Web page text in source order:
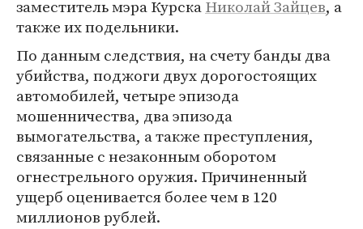
заместитель мэра КурскаНиколай Зайцев, а
также их подельники.
По данным следствия, на счету банды два
убийства, поджоги двух дорогостоящих
автомобилей, четыре эпизода
мошенничества, два эпизода
вымогательства, а также преступления,
связанные с незаконным оборотом
огнестрельного оружия. Причиненный
ущерб оценивается более чем в 120
миллионов рублей.